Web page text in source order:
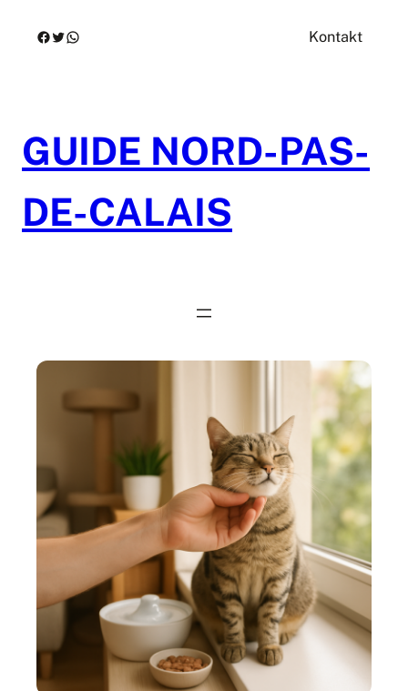
InhaltFacebook
Twitter
WhatsApp Kontakt
GUIDE NORD-PAS-
DE-CALAIS